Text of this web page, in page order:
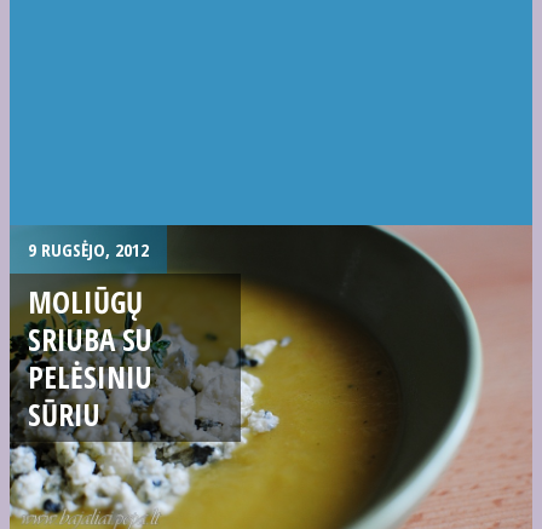
9 RUGSĖJO, 2012
MOLIŪGŲ
SRIUBA SU
PELĖSINIU
SŪRIU